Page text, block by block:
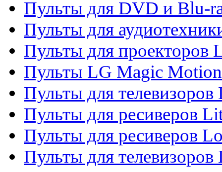
Пульты для DVD и Blu-
Пульты для
Пульты для проекторов
Пульты LG Magic Motion
Пульты для
Пульты для ресиверов
Пульты для ресиверов
Пульты для телевизоров